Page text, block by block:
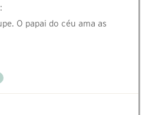
O papai do céu ama as